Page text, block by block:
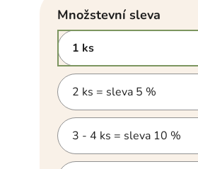
Množstevní sleva
1 ks
2 ks = sleva 5 %
3 - 4 ks = sleva 10 %